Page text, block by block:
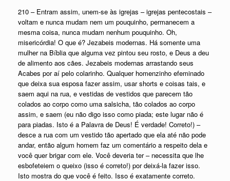
210 – Entram assim, unem-se às igrejas – igrejas pentecostais –
voltam e nunca mudam nem um pouquinho, permanecem a
mesma coisa, nunca mudam nenhum pouquinho. Oh,
misericórdia! O que é? Jezabeis modernas. Há somente uma
mulher na Bíblia que alguma vez pintou seu rosto, e Deus a deu
de alimento aos cães. Jezabeis modernas arrastando seus
Acabes por aí pelo colarinho. Qualquer homenzinho efeminado
que deixa sua esposa fazer assim, usar shorts e coisas tais, e
saem aqui na rua, e vestidas de vestidos que parecem tão
colados ao corpo como uma salsicha, tão colados ao corpo
assim, e saem (eu não digo isso como piada; este lugar não é
para piadas. Isto é a Palavra de Deus! É verdade! Correto!) –
desce a rua com um vestido tão apertado que ela até não pode
andar, então algum homem faz um comentário a respeito dela e
você quer brigar com ele. Você deveria ter – necessita que lhe
esbofeteiem o queixo (isso é correto!) por deixá-la fazer isso.
Isto mostra do que você é feito. Isso é exatamente correto.